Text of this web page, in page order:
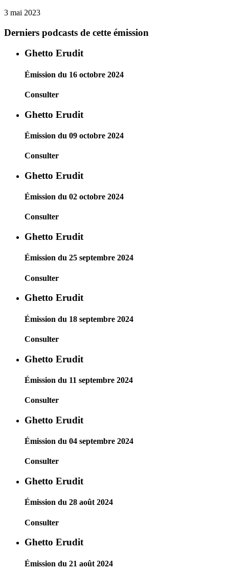
3 mai 2023
Derniers podcasts de cette émission
Ghetto Erudit
Émission du 16 octobre 2024
Consulter
Ghetto Erudit
Émission du 09 octobre 2024
Consulter
Ghetto Erudit
Émission du 02 octobre 2024
Consulter
Ghetto Erudit
Émission du 25 septembre 2024
Consulter
Ghetto Erudit
Émission du 18 septembre 2024
Consulter
Ghetto Erudit
Émission du 11 septembre 2024
Consulter
Ghetto Erudit
Émission du 04 septembre 2024
Consulter
Ghetto Erudit
Émission du 28 août 2024
Consulter
Ghetto Erudit
Émission du 21 août 2024